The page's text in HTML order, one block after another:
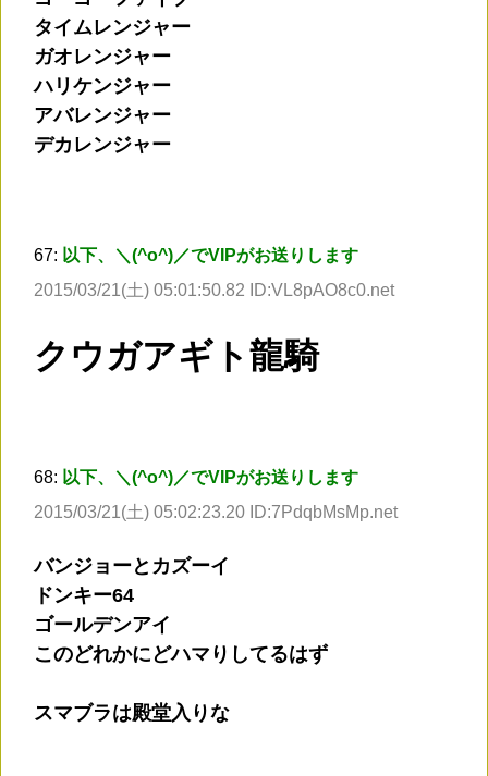
タイムレンジャー
ガオレンジャー
ハリケンジャー
アバレンジャー
デカレンジャー
67: 以下、＼(^o^)／でVIPがお送りします
2015/03/21(土) 05:01:50.82 ID:VL8pAO8c0.net
クウガアギト龍騎
68: 以下、＼(^o^)／でVIPがお送りします
2015/03/21(土) 05:02:23.20 ID:7PdqbMsMp.net
バンジョーとカズーイ
ドンキー64
ゴールデンアイ
このどれかにどハマりしてるはず
スマブラは殿堂入りな